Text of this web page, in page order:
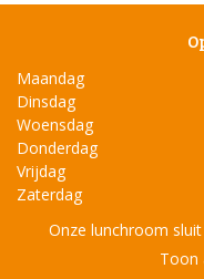
Maandag
Dinsdag
Woensdag
Donderdag
Vrijdag
Zaterdag
Onze lunchroom
Toon